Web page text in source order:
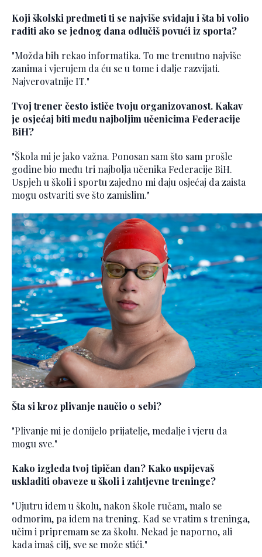
Koji školski predmeti ti se najviše sviđaju i šta bi volio
raditi ako se jednog dana odlučiš povući iz sporta?
"Možda bih rekao informatika. To me trenutno najviše
zanima i vjerujem da ću se u tome i dalje razvijati.
Najverovatnije IT."
Tvoj trener često ističe tvoju organizovanost. Kakav
je osjećaj biti među najboljim učenicima Federacije
BiH?
"Škola mi je jako važna. Ponosan sam što sam prošle
godine bio među tri najbolja učenika Federacije BiH.
Uspjeh u školi i sportu zajedno mi daju osjećaj da zaista
mogu ostvariti sve što zamislim."
Šta si kroz plivanje naučio o sebi?
"Plivanje mi je donijelo prijatelje, medalje i vjeru da
mogu sve."
Kako izgleda tvoj tipičan dan? Kako uspijevaš
uskladiti obaveze u školi i zahtjevne treninge?
"Ujutru idem u školu, nakon škole ručam, malo se
odmorim, pa idem na trening. Kad se vratim s treninga,
učim i pripremam se za školu. Nekad je naporno, ali
kada imaš cilj, sve se može stići."